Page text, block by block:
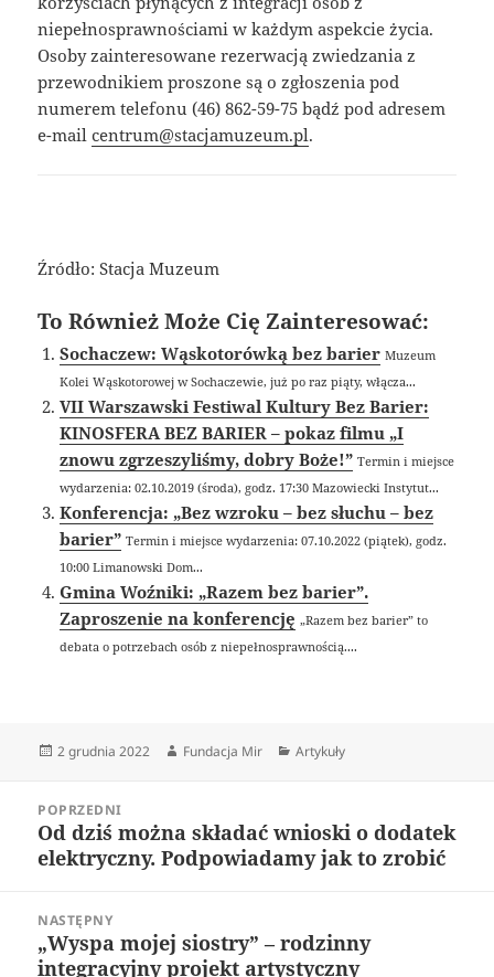
niepełnosprawnościami w każdym aspekcie życia.
Osoby zainteresowane rezerwacją zwiedzania z
przewodnikiem proszone są o zgłoszenia pod
numerem telefonu (46) 862-59-75 bądź pod adresem
e-mailcentrum@stacjamuzeum.pl.
Źródło: Stacja Muzeum
To Również Może Cię Zainteresować:
Sochaczew: Wąskotorówką bez barier Muzeum
Kolei Wąskotorowej w Sochaczewie, już po raz piąty, włącza...
VII Warszawski Festiwal Kultury Bez Barier:
KINOSFERA BEZ BARIER – pokaz filmu „I
znowu zgrzeszyliśmy, dobry Boże!” Termin i miejsce
wydarzenia: 02.10.2019 (środa), godz. 17:30 Mazowiecki Instytut...
Konferencja: „Bez wzroku – bez słuchu – bez
barier” Termin i miejsce wydarzenia: 07.10.2022 (piątek), godz.
10:00 Limanowski Dom...
Gmina Woźniki: „Razem bez barier”.
Zaproszenie na konferencję „Razem bez barier” to
debata o potrzebach osób z niepełnosprawnością....
Data
2 grudnia 2022 Autor
Fundacja Mir Kategorie
Artykuły
wpisuPOPRZEDNI
Poprzedni
wpis:
Od dziś można składać wnioski o dodatek
elektryczny. Podpowiadamy jak to zrobić
NASTĘPNY
Następny
wpis:
„Wyspa mojej siostry” – rodzinny
integracyjny projekt artystyczny